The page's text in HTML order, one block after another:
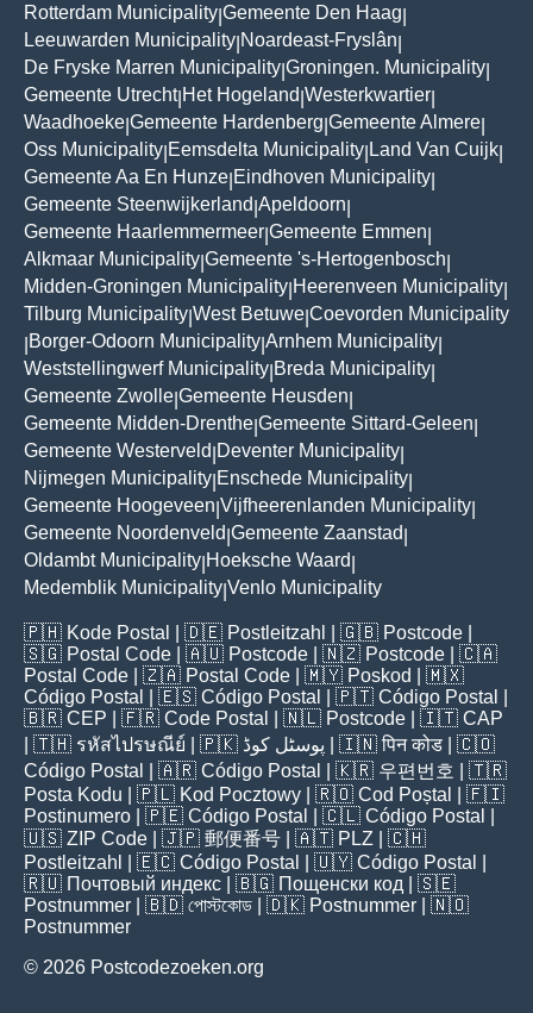
Rotterdam Municipality Gemeente Den Haag
Leeuwarden Municipality Noardeast-Fryslân
De Fryske Marren Municipality Groningen. Municipality
Gemeente Utrecht| Het Hogeland Westerkwartier
Waadhoeke Gemeente Hardenberg Gemeente Almere
Oss Municipality Eemsdelta Municipality Land Van Cuijk
Gemeente Aa En Hunze Eindhoven Municipality
Gemeente Steenwijkerland Apeldoorn
Gemeente Haarlemmermeer Gemeente Emmen
Alkmaar Municipality Gemeente 's-Hertogenbosch
Midden-Groningen Municipality Heerenveen Municipality
Tilburg Municipality West Betuwe Coevorden Municipality
Borger-Odoorn Municipality Arnhem Municipality
Weststellingwerf Municipality Breda Municipality
Gemeente Zwolle Gemeente Heusden
Gemeente Midden-Drenthe Gemeente Sittard-Geleen
Gemeente Westerveld Deventer Municipality
Nijmegen Municipality Enschede Municipality
Gemeente Hoogeveen Vijfheerenlanden Municipality
Gemeente Noordenveld Gemeente Zaanstad
Oldambt Municipality Hoeksche Waard
Medemblik Municipality Venlo Municipality
🇵🇭 Kode Postal | 🇩🇪 Postleitzahl | 🇬🇧 Postcode
🇸🇬 Postal Code | 🇦🇺 Postcode | 🇳🇿 Postcode | 🇨🇦
Postal Code | 🇿🇦 Postal Code | 🇲🇾 Poskod
| 🇲🇽
Código Postal
| 🇪🇸 Código Postal | 🇵🇹 Código Postal
🇧🇷 CEP | 🇫🇷 Code Postal | 🇳🇱 Postcode | 🇮🇹 CAP
| 🇹🇭 รหัสไปรษณีย์ | 🇵🇰 پوسٹل کوڈ | 🇮🇳पिन कोड | 🇨🇴
Código Postal
| 🇦🇷 Código Postal | 🇰🇷 우편번호
| 🇹🇷
Posta Kodu | 🇵🇱 Kod Pocztowy | 🇷🇴 Cod Poștal
| 🇫🇮
Postinumero | 🇵🇪 Código Postal | 🇨🇱 Código Postal
🇺🇸 ZIP Code | 🇯🇵 郵便番号 | 🇦🇹 PLZ | 🇨🇭
Postleitzahl
| 🇪🇨 Código Postal | 🇺🇾 Código Postal
🇷🇺 Почтовый индекс | 🇧🇬 Пощенски код | 🇸🇪
Postnummer | 🇧🇩 পোস্টকোড | 🇩🇰 Postnummer | 🇳🇴
Postnummer
© 2026 Postcodezoeken.org